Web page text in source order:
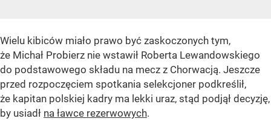
Wielu kibiców miało prawo być zaskoczonych tym,
że Michał Probierz nie wstawił Roberta Lewandowskiego
do podstawowego składu na mecz z Chorwacją. Jeszcze
przed rozpoczęciem spotkania selekcjoner podkreślił,
że kapitan polskiej kadry ma lekki uraz, stąd podjął decyzję,
by usiadł na ławce rezerwowych.